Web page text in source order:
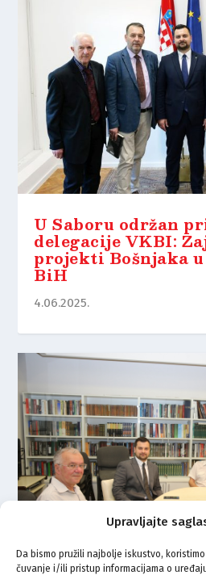
Upravljajte
Da bismo pružili najbolje iskustvo,
čuvanje i/ili pristup informacijama o
U Saboru održan
delegacije VKBI:
projekti Bošnjaka
BiH
4.06.2025.